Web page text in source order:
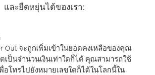
และยืดหยุ่นได้ของเรา:
Out จะถูกเพิ่มเข้าในยอดคงเหลือของคุณ
เป็นจำนวนเงินเท่าใดก็ได้ คุณสามารถใช้
อโทรไปยังหมายเลขใดก็ได้ในโลกนี้ใน